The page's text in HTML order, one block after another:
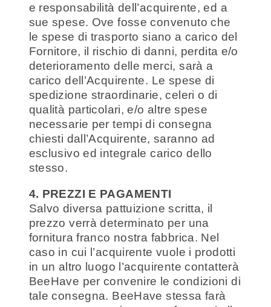
e responsabilità dell’acquirente, ed a
sue spese. Ove fosse convenuto che
le spese di trasporto siano a carico del
Fornitore, il rischio di danni, perdita e/o
deterioramento delle merci, sarà a
carico dell’Acquirente. Le spese di
spedizione straordinarie, celeri o di
qualità particolari, e/o altre spese
necessarie per tempi di consegna
chiesti dall’Acquirente, saranno ad
esclusivo ed integrale carico dello
stesso.
4. PREZZI E PAGAMENTI
Salvo diversa pattuizione scritta, il
prezzo verrà determinato per una
fornitura franco nostra fabbrica. Nel
caso in cui l’acquirente vuole i prodotti
in un altro luogo l’acquirente contatterà
BeeHave per convenire le condizioni di
tale consegna. BeeHave stessa farà